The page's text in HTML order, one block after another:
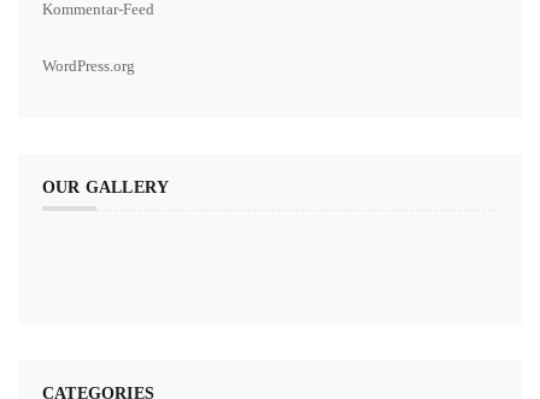
Kommentar-Feed
WordPress.org
OUR GALLERY
CATEGORIES